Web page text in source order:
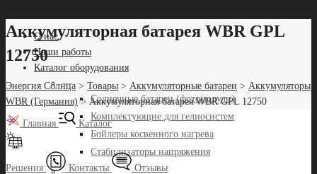
О нас
Наши работы
Каталог оборудования
—
Солнечные батареи (фотомодули)
Комплектующие для гелиосистем
Бойлеры косвенного нагрева
Стабилизаторы напряжения
—
Аккумуляторная батарея WBR GPL
12750
Энергия Солнца > Товары > Аккумуляторные батареи > Аккумуляторы
WBR (Германия) > Аккумуляторная батарея WBR GPL 12750
Главная Каталог
Решения Контакты
Отзывы